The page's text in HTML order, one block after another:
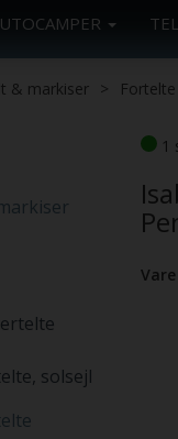
& markiser Fortelte
solsejl
1